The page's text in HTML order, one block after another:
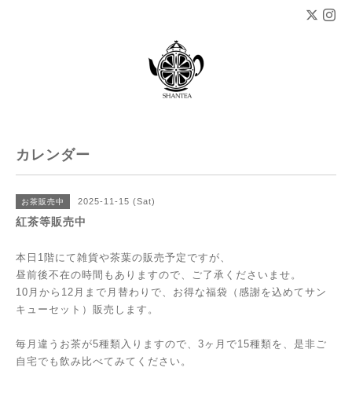
カレンダー
お茶販売中 2025-11-15 (Sat)
紅茶等販売中
本日1階にて雑貨や茶葉の販売予定ですが、
昼前後不在の時間もありますので、ご了承くださいませ。
10月から12月まで月替わりで、お得な福袋（感謝を込めてサン
キューセット）販売します。
毎月違うお茶が5種類入りますので、3ヶ月で15種類を、是非ご
自宅でも飲み比べてみてください。